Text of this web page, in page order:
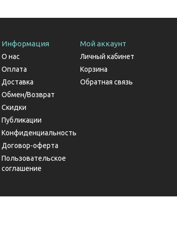
Информация
О нас
Оплата
Доставка
Обмен/Возврат
Скидки
Публикации
Конфиденциальность
Договор-оферта
Пользовательское
соглашение
Мой аккаунт
Личный кабинет
Корзина
Обратная связь